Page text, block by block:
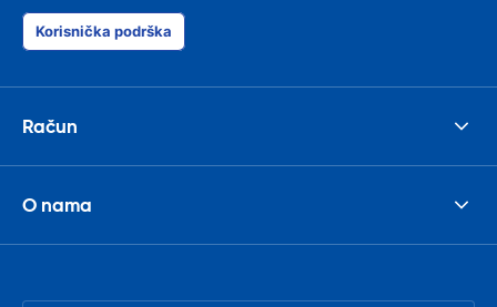
Korisnička podrška
Račun
O nama